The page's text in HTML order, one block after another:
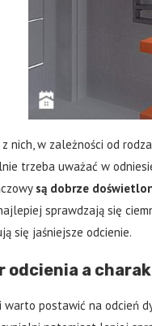
nich, w zależności od
trzeba uważać w
są dobrze
sprawdzają się
się jaśniejsze odcienie.
odcienia a
warto postawić na odcień